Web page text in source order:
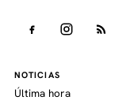
NOTICIAS
Última hora